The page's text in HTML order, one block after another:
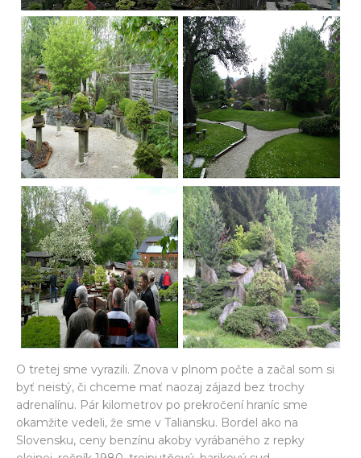
O tretej sme vyrazili. Znova v plnom počte a začal som si
byť neistý, či chceme mať naozaj zájazd bez trochy
adrenalínu. Pár kilometrov po prekročení hraníc sme
okamžite vedeli, že sme v Taliansku. Bordel ako na
Slovensku, ceny benzínu akoby vyrábaného z repky